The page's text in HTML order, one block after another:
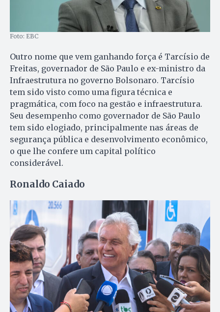
Foto: EBC
Outro nome que vem ganhando força é Tarcísio de
Freitas, governador de São Paulo e ex-ministro da
Infraestrutura no governo Bolsonaro. Tarcísio
tem sido visto como uma figura técnica e
pragmática, com foco na gestão e infraestrutura.
Seu desempenho como governador de São Paulo
tem sido elogiado, principalmente nas áreas de
segurança pública e desenvolvimento econômico,
o que lhe confere um capital político
considerável.
Ronaldo Caiado